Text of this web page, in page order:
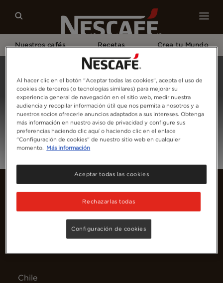
Nuestros cafés Recetas Crea tu Mundo
Inicia Sesión
Chile
Al hacer clic en el botón "Aceptar todas las cookies", acepta el uso de
cookies de terceros (o tecnologías similares) para mejorar su
experiencia general de navegación en el sitio web, medir nuestra
audiencia y recopilar información útil que nos permita a nosotros y a
nuestros socios ofrecerle anuncios adaptados a sus intereses. Obtenga
más información en nuestro aviso de privacidad y configure sus
preferencias haciendo clic aquí o haciendo clic en el enlace
"Configuración de cookies" de nuestro sitio web en cualquier
momento. Más información
Rechazarlas todas
Aceptar todas las cookies
Configuración de cookies